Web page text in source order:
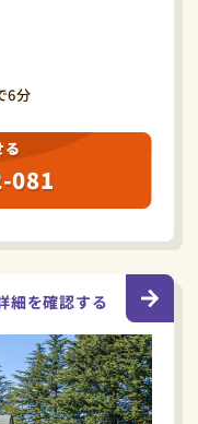
6分
る
081
細を確認する